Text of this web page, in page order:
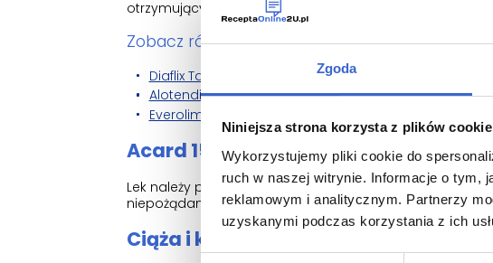
Zgoda
Niniejsza strona korzysta z plików cookie
Wykorzystujemy pliki cookie do
ruch w naszej witrynie. Informacje o tym,
reklamowym i analitycznym. Partnerzy
uzyskanymi podczas korzystania z ich
otrzymujących kwas acetylosalicylowy.
Zobacz również inne leki z tej kategorii:
Diaflix Tabletki powlekane (5 mg) - 60 tabl. w
Alotendin tabletki (10 mg + 5 mg) - 56 tabl.
Everolimus Teva tabletki (5 mg) - 50 tabl.
Acard 150 mg z jedzeniem, piciem i
Lek należy przyjmować po posiłku – połykać w całości.
niepożądanych dotyczących przewodu pokarmowego
Ciąża i karmienie piersią